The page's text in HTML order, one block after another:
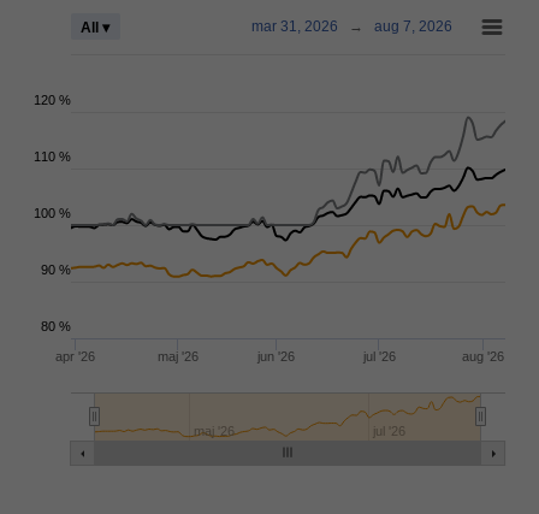
apr '26 maj '26 jun '26 jul '26 aug '26
maj '26 jul '26
All ▾ mar 31, 2026 → aug 7, 2026
80 %
90 %
100 %
110 %
120 %